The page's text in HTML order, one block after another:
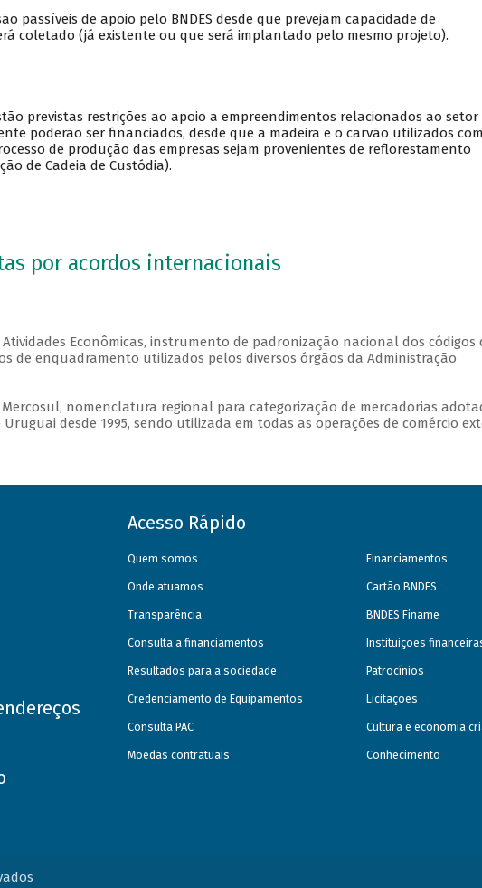
passíveis de apoio pelo BNDES desde que prevejam capacidade de
coletado (já existente ou que será implantado pelo mesmo projeto).
previstas restrições ao apoio a empreendimentos relacionados ao setor
poderão ser financiados, desde que a madeira e o carvão utilizados
de produção das empresas sejam provenientes de reflorestamento
de Cadeia de Custódia).
por acordos internacionais
Atividades Econômicas, instrumento de padronização nacional dos códigos
de enquadramento utilizados pelos diversos órgãos da Administração
nomenclatura regional para categorização de mercadorias
desde 1995, sendo utilizada em todas as operações de comércio
Acesso Rápido
Quem somos
Onde atuamos
Transparência
Consulta a financiamentos
Resultados para a sociedade
Credenciamento de Equipamentos
Consulta PAC
Moedas contratuais
Financiamentos
Cartão BNDES
BNDES Finame
Instituições
Patrocínios
Licitações
Cultura e economia
Conhecimento